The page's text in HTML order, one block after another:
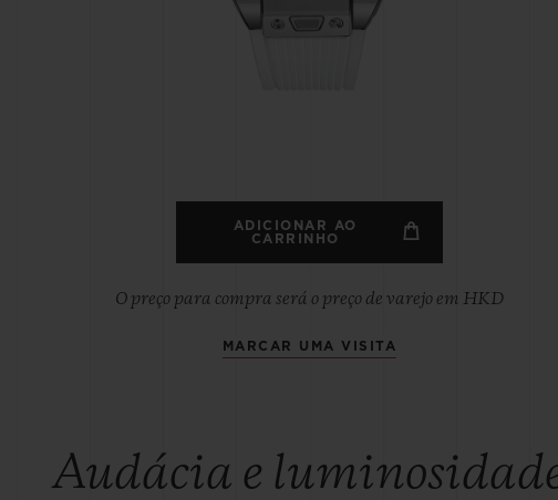
ADICIONAR AO
CARRINHO
O preço para compra será o preço de varejo em HKD
MARCAR UMA VISITA
Audácia e
BIG BANG
ENTREGA PROGRAMADA ENTREGA E